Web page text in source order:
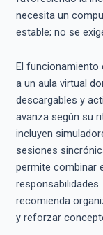
necesita un
estable; no se
El funcionamiento
a un aula virtual
descargables y
avanza según su
incluyen
sesiones
permite combinar
recomienda
y reforzar